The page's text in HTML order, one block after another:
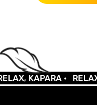
KAPARA • RELAX,